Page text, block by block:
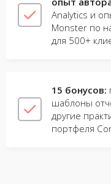
Analytics и
Monster по
для 500+
15 бонусов:
шаблоны
другие
портфеля